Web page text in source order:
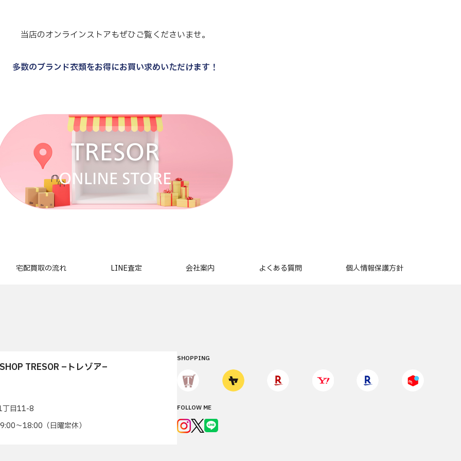
当店のオンラインストアもぜひご覧くださいませ。
多数のブランド衣類をお得にお買い求めいただけます！
宅配買取の流れ LINE査定 会社案内 よくある質問 個人情報保護方針
TRESOR –トレゾア–
丁目11-8
〜18:00（日曜定休）
SHOPPING
FOLLOW ME